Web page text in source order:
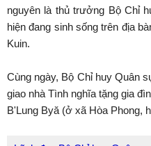
nguyên là thủ trưởng Bộ Chỉ
hiện đang sinh sống trên địa
Kuin.
Cùng ngày, Bộ Chỉ huy Quân
giao nhà Tình nghĩa tặng gia
B'Lung Byă (ở xã Hòa Phong,